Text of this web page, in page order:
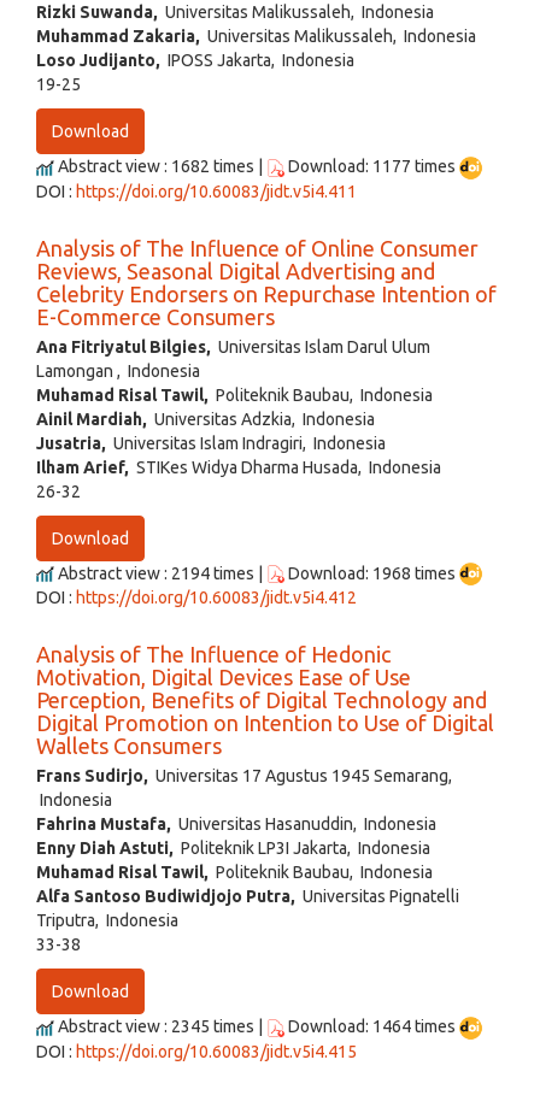
Rizki Suwanda, Universitas Malikussaleh, Indonesia
Muhammad Zakaria, Universitas Malikussaleh, Indonesia
Loso Judijanto, IPOSS Jakarta, Indonesia
19-25
Download
Abstract view : 1682 times |
Download: 1177 times
DOI : https://doi.org/10.60083/jidt.v5i4.411
Analysis of The Influence of Online Consumer
Reviews, Seasonal Digital Advertising and
Celebrity Endorsers on Repurchase Intention of
E-Commerce Consumers
Ana Fitriyatul Bilgies, Universitas Islam Darul Ulum
Lamongan , Indonesia
Muhamad Risal Tawil, Politeknik Baubau, Indonesia
Ainil Mardiah, Universitas Adzkia, Indonesia
Jusatria, Universitas Islam Indragiri, Indonesia
Ilham Arief, STIKes Widya Dharma Husada, Indonesia
26-32
Download
Abstract view : 2194 times |
Download: 1968 times
DOI : https://doi.org/10.60083/jidt.v5i4.412
Analysis of The Influence of Hedonic
Motivation, Digital Devices Ease of Use
Perception, Benefits of Digital Technology and
Digital Promotion on Intention to Use of Digital
Wallets Consumers
Frans Sudirjo, Universitas 17 Agustus 1945 Semarang,
Indonesia
Fahrina Mustafa, Universitas Hasanuddin, Indonesia
Enny Diah Astuti, Politeknik LP3I Jakarta, Indonesia
Muhamad Risal Tawil, Politeknik Baubau, Indonesia
Alfa Santoso Budiwidjojo Putra, Universitas Pignatelli
Triputra, Indonesia
33-38
Download
Abstract view : 2345 times |
Download: 1464 times
DOI : https://doi.org/10.60083/jidt.v5i4.415